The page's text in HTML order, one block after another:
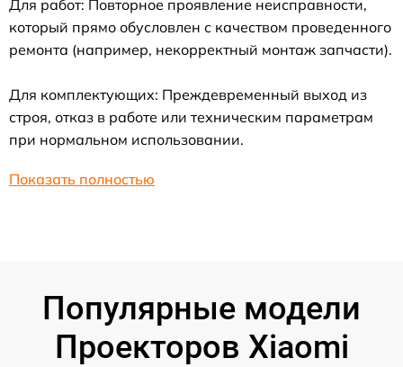
Для работ: Повторное проявление неисправности,
который прямо обусловлен с качеством проведенного
ремонта (например, некорректный монтаж запчасти).
Для комплектующих: Преждевременный выход из
строя, отказ в работе или техническим параметрам
при нормальном использовании.
Показать полностью
Популярные модели
Проекторов Xiaomi